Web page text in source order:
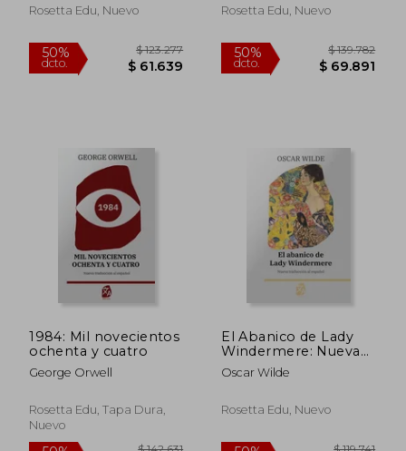
50%
dcto. $ 66.944
10%
dcto.
Rosetta Edu, Nuevo
Inglés - Español
Rosetta Edu, Nuevo
1984: Mil novecientos
ochenta y cuatro
George Orwell
Rosetta Edu, Tapa Dura,
Nuevo
El Abanico de Lady
Windermere: Nueva
Traducción al Español
Oscar Wilde
Rosetta Edu, Nuevo